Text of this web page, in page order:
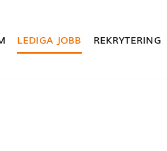
LEDIGA JOBB REKRYTERING